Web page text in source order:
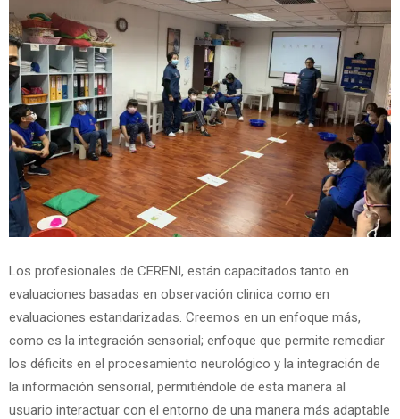
Los profesionales de CERENI, están capacitados tanto en
evaluaciones basadas en observación clinica como en
evaluaciones estandarizadas. Creemos en un enfoque más,
como es la integración sensorial; enfoque que permite remediar
los déficits en el procesamiento neurológico y la integración de
la información sensorial, permitiéndole de esta manera al
usuario interactuar con el entorno de una manera más adaptable